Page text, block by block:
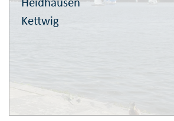
Kettwig